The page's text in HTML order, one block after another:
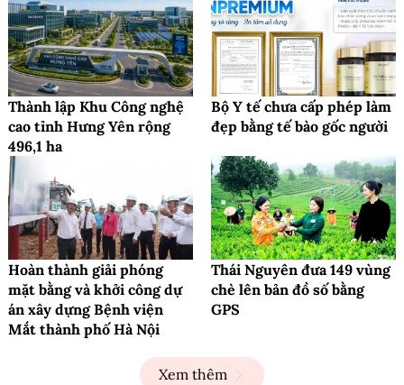
Thành lập Khu Công nghệ
cao tỉnh Hưng Yên rộng
496,1 ha
Bộ Y tế chưa cấp phép làm
đẹp bằng tế bào gốc người
Hoàn thành giải phóng
mặt bằng và khởi công dự
án xây dựng Bệnh viện
Mắt thành phố Hà Nội
Thái Nguyên đưa 149 vùng
chè lên bản đồ số bằng
GPS
Xem thêm